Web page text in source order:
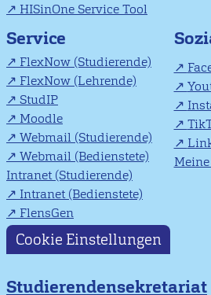
HISinOne Service Tool
Service
FlexNow (Studierende)
FlexNow (Lehrende)
StudIP
Moodle
Webmail (Studierende)
Webmail (Bedienstete)
Intranet (Studierende)
Intranet (Bedienstete)
FlensGen
Cookie Einstellungen
Studierendensekretariat